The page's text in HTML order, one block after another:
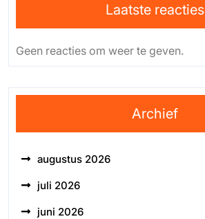
Laatste reacties
Geen reacties om weer te geven.
Archief
augustus 2026
juli 2026
juni 2026